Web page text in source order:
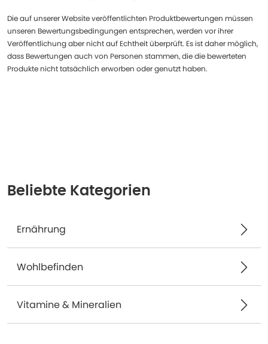
Die auf unserer Website veröffentlichten Produktbewertungen müssen
unseren Bewertungsbedingungen entsprechen, werden vor ihrer
Veröffentlichung aber nicht auf Echtheit überprüft. Es ist daher möglich,
dass Bewertungen auch von Personen stammen, die die bewerteten
Produkte nicht tatsächlich erworben oder genutzt haben.
Beliebte Kategorien
Ernährung
Wohlbefinden
Vitamine & Mineralien